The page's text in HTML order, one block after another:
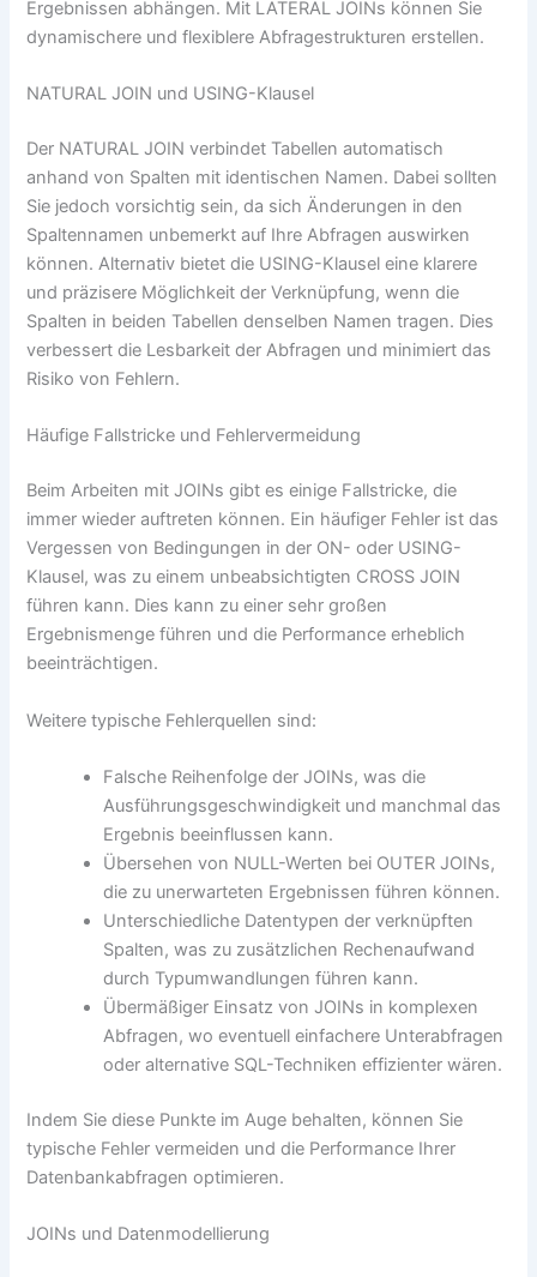
Ergebnissen abhängen. Mit LATERAL JOINs können Sie
dynamischere und flexiblere Abfragestrukturen erstellen.
NATURAL JOIN und USING-Klausel
Der NATURAL JOIN verbindet Tabellen automatisch
anhand von Spalten mit identischen Namen. Dabei sollten
Sie jedoch vorsichtig sein, da sich Änderungen in den
Spaltennamen unbemerkt auf Ihre Abfragen auswirken
können. Alternativ bietet die USING-Klausel eine klarere
und präzisere Möglichkeit der Verknüpfung, wenn die
Spalten in beiden Tabellen denselben Namen tragen. Dies
verbessert die Lesbarkeit der Abfragen und minimiert das
Risiko von Fehlern.
Häufige Fallstricke und Fehlervermeidung
Beim Arbeiten mit JOINs gibt es einige Fallstricke, die
immer wieder auftreten können. Ein häufiger Fehler ist das
Vergessen von Bedingungen in der ON- oder USING-
Klausel, was zu einem unbeabsichtigten CROSS JOIN
führen kann. Dies kann zu einer sehr großen
Ergebnismenge führen und die Performance erheblich
beeinträchtigen.
Weitere typische Fehlerquellen sind:
Falsche Reihenfolge der JOINs, was die
Ausführungsgeschwindigkeit und manchmal das
Ergebnis beeinflussen kann.
Übersehen von NULL-Werten bei OUTER JOINs,
die zu unerwarteten Ergebnissen führen können.
Unterschiedliche Datentypen der verknüpften
Spalten, was zu zusätzlichen Rechenaufwand
durch Typumwandlungen führen kann.
Übermäßiger Einsatz von JOINs in komplexen
Abfragen, wo eventuell einfachere Unterabfragen
oder alternative SQL-Techniken effizienter wären.
Indem Sie diese Punkte im Auge behalten, können Sie
typische Fehler vermeiden und die Performance Ihrer
Datenbankabfragen optimieren.
JOINs und Datenmodellierung